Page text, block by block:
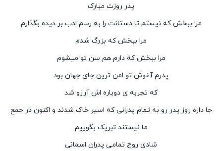
پدر ﺭﻭﺯﺕ ﻣﺒﺎﺭﮎ
ﻣﺮﺍ ﺑﺒﺨﺶ ﮐﻪ ﻧﯿﺴﺘﻢ ﺗﺎ ﺩﺳﺘﺎﻧﺖ ﺭﺍ ﺑﻪ ﺭﺳﻢ ﺍﺩﺏ ﺑﺮ ﺩﯾﺪﻩ ﺑﮕﺬﺍﺭﻡ
ﻣﺮﺍ ﺑﺒﺨﺶ ﮐﻪ ﺑﺰﺭﮒ ﺷﺪﻡ
ﻣﺮﺍ ﺑﺒﺨﺶ ﮐﻪ ﺩﺍﺭﻡ ﻫﻢ ﺳﻦ ﺗﻮ ﻣﯿﺸﻮﻡ
پدرم ﺁﻏﻮﺵ ﺗﻮ ﺍﻣﻦ ﺗﺮﯾﻦ ﺟﺎﯼ ﺟﻬﺎﻥ ﺑﻮﺩ
ﮐﻪ ﺗﺠﺮﺑﻪ ﯼ ﺩﻭﺑﺎﺭﻩ ﺍﺵ ﺁﺭﺯﻭ ﺷﺪ
جا داره روز پدر رو به تمام پدرانی که اسیر خاک شدند و اکنون در جمع
ما نیستند تبریک بگوییم
شادی روح تمامی پدران اسمانی